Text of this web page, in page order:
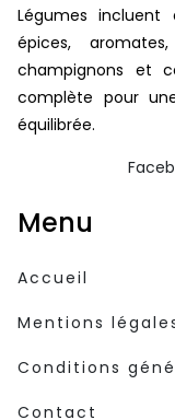
Légumes
épices,
champignons et
complète pour
équilibrée.
Menu
Accueil
Mentions
Conditions
Contact